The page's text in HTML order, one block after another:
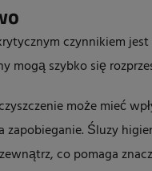
czynnikiem
mogą szybko się
może mieć
zapobieganie. Śluzy
co pomaga